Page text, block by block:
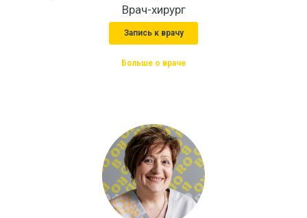
Врач-хирург
Запись к врачу
Больше о враче